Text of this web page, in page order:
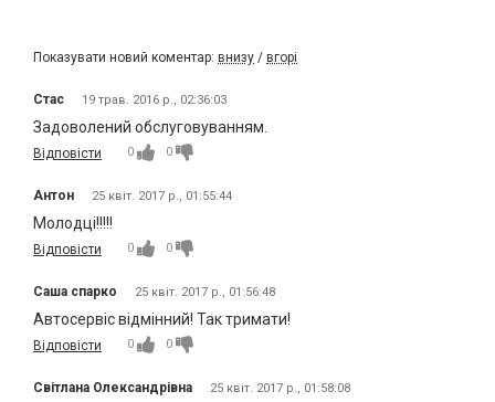
Показувати новий коментар: внизу / вгорі
Стас 19 трав. 2016 р., 02:36:03
Задоволений обслуговуванням.
Відповісти 0 0
Антон 25 квіт. 2017 р., 01:55:44
Молодці!!!!!
Відповісти 0 0
Саша спарко 25 квіт. 2017 р., 01:56:48
Автосервіс відмінний! Так тримати!
Відповісти 0 0
Світлана Олександрівна 25 квіт. 2017 р., 01:58:08